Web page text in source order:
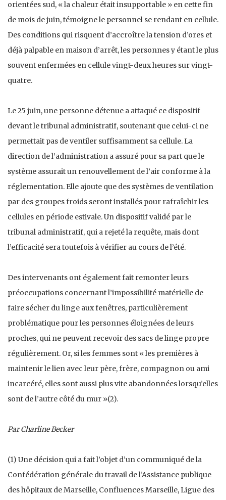
orientées sud, « la chaleur était insupportable » en cette fin
de mois de juin, témoigne le personnel se rendant en cellule.
Des conditions qui risquent d’accroître la tension d’ores et
déjà palpable en maison d’arrêt, les personnes y étant le plus
souvent enfermées en cellule vingt-deux heures sur vingt-
quatre.
Le 25 juin, une personne détenue a attaqué ce dispositif
devant le tribunal administratif, soutenant que celui-ci ne
permettait pas de ventiler suffisamment sa cellule. La
direction de l’administration a assuré pour sa part que le
système assurait un renouvellement de l’air conforme à la
réglementation. Elle ajoute que des systèmes de ventilation
par des groupes froids seront installés pour rafraîchir les
cellules en période estivale. Un dispositif validé par le
tribunal administratif, qui a rejeté la requête, mais dont
l’efficacité sera toutefois à vérifier au cours de l’été.
Des intervenants ont également fait remonter leurs
préoccupations concernant l’impossibilité matérielle de
faire sécher du linge aux fenêtres, particulièrement
problématique pour les personnes éloignées de leurs
proches, qui ne peuvent recevoir des sacs de linge propre
régulièrement. Or, si les femmes sont « les premières à
maintenir le lien avec leur père, frère, compagnon ou ami
incarcéré, elles sont aussi plus vite abandonnées lorsqu’elles
sont de l’autre côté du mur »(2).
Par Charline Becker
(1) Une décision qui a fait l’objet d’un communiqué de la
Confédération générale du travail de l’Assistance publique
des hôpitaux de Marseille, Confluences Marseille, Ligue des